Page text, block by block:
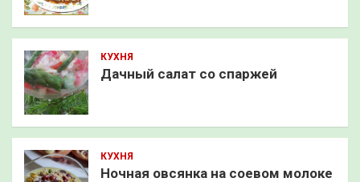
КУХНЯ
Дачный салат со спаржей
КУХНЯ
Ночная овсянка на соевом молоке